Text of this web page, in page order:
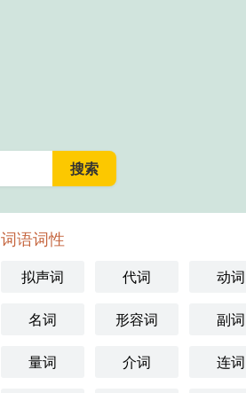
词语词性
拟声词 代词 动词
名词 形容词 副词
量词 介词 连词